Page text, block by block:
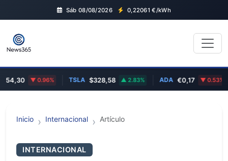
Sáb 08/08/2026 0,22061 €/kWh
0.96% TSLA $328,58 2.83% ADA €0,17 0.53%
Inicio Internacional Artículo
INTERNACIONAL